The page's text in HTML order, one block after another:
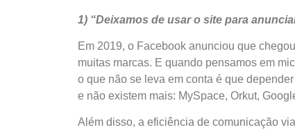
1) “Deixamos de usar o site para
Em 2019, o Facebook anunciou que
muitas marcas. E quando pensamos em
o que não se leva em conta é que
e não existem mais: MySpace, Orkut,
Além disso, a eficiência de comunicação